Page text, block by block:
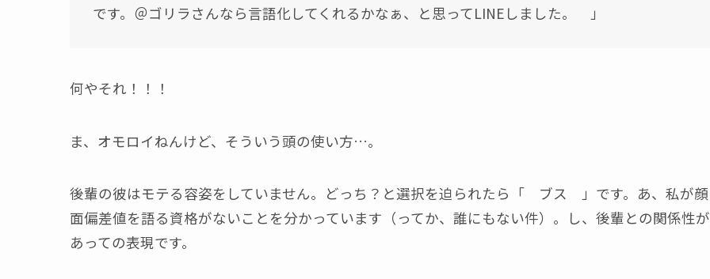
です。＠ゴリラさんなら言語化してくれるかなぁ、と思ってLINEしました。 」
何やそれ！！！
ま、オモロイねんけど、そういう頭の使い方…。
後輩の彼はモテる容姿をしていません。どっち？と選択を迫られたら「 ブス 」です。あ、私が顔
面偏差値を語る資格がないことを分かっています（ってか、誰にもない件）。し、後輩との関係性が
あっての表現です。